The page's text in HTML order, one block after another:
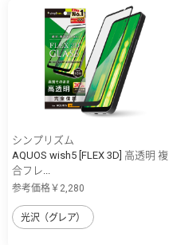
シンプリズム
AQUOS wish5 [FLEX 3D] 高透明 複
合フレ...
参考価格￥2,280
光沢（グレア）